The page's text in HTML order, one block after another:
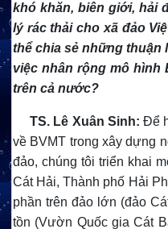
khó khăn, biên giới, hải
lý rác thải cho xã đảo
thể chia sẻ những thuận
việc nhân rộng mô hình
trên cả nước?
TS. Lê Xuân Sinh: Để
về BVMT trong xây dựng
đảo, chúng tôi triển khai
Cát Hải, Thành phố Hải
phần trên đảo lớn (đảo
tồn (Vườn Quốc gia Cát